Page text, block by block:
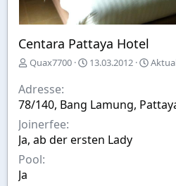
Centara Pattaya Hotel
E
s
t
e
l
v
Quax7700
A
w
a
l
13.03.2012
Adresse
78/140, Bang Lamung,
Joinerfee
Ja, ab der ersten Lady
Pool
Ja